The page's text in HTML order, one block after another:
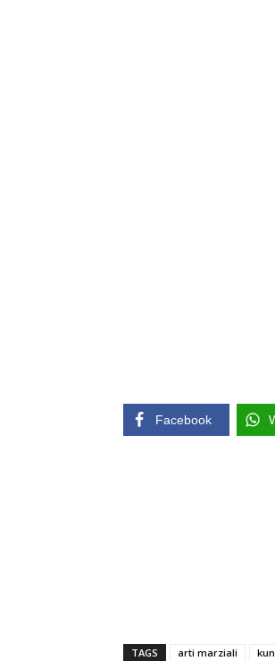
Facebook
TAGS arti marziali